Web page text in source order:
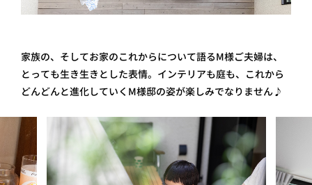
家族の、そしてお家のこれからについて語るM様ご夫婦は、
とっても生き生きとした表情。インテリアも庭も、これから
どんどんと進化していくM様邸の姿が楽しみでなりません♪